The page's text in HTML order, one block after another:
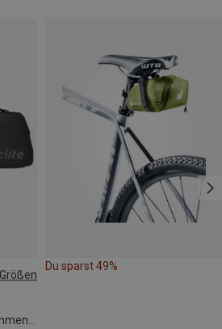
Größen
Du sparst 49%